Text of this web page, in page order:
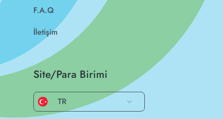
F.A.Q
İletişim
Site/Para Birimi
TR